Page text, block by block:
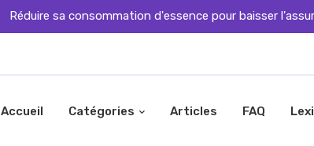
Réduire sa consommation d'essence pour baisser
Accueil Catégories Articles FAQ